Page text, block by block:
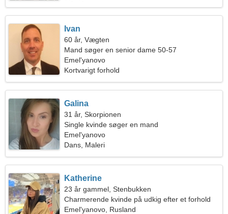
Ivan
60 år, Vægten
Mand søger en senior dame 50-57
Emel'yanovo
Kortvarigt forhold
Galina
31 år, Skorpionen
Single kvinde søger en mand
Emel'yanovo
Dans, Maleri
Katherine
23 år gammel, Stenbukken
Charmerende kvinde på udkig efter et forhold
Emel'yanovo, Rusland